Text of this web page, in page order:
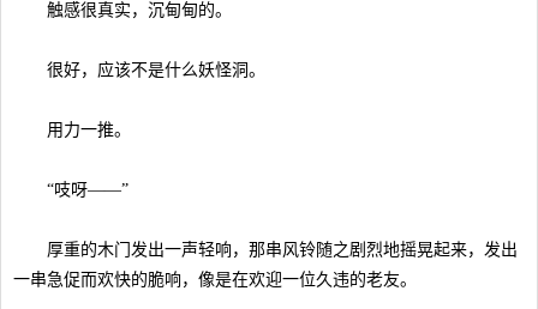
触感很真实，沉甸甸的。
很好，应该不是什么妖怪洞。
用力一推。
“吱呀——”
厚重的木门发出一声轻响，那串风铃随之剧烈地摇晃起来，发出
一串急促而欢快的脆响，像是在欢迎一位久违的老友。